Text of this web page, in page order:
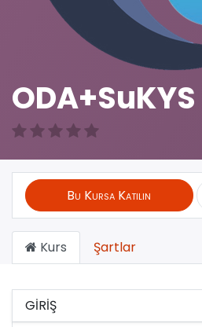
ODA+SuKYS
Bu Kursa Katılın
Kurs Şartlar
GİRİŞ